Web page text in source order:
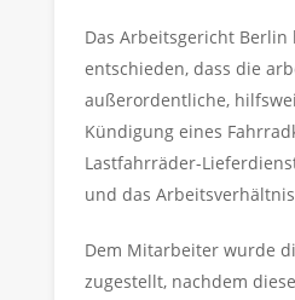
Das Arbeitsgericht Berlin
entschieden, dass die
außerordentliche,
Kündigung eines
Lastfahrräder-
und das
Dem Mitarbeiter wurde
zugestellt, nachdem